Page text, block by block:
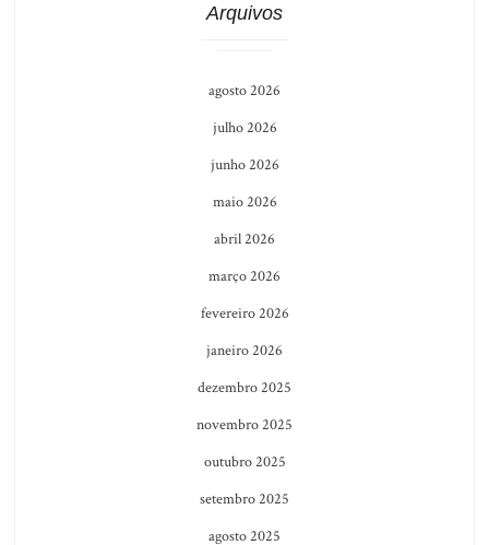
Arquivos
agosto 2026
julho 2026
junho 2026
maio 2026
abril 2026
março 2026
fevereiro 2026
janeiro 2026
dezembro 2025
novembro 2025
outubro 2025
setembro 2025
agosto 2025